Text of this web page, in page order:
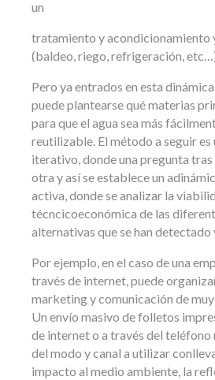
un
tratamiento y acondicionamiento
(baldeo, riego, refrigeración,
Pero ya entrados en esta
puede plantearse qué materias
para que el agua sea más
reutilizable. El método a seguir es
iterativo, donde una pregunta tras
otra y así se establece un
activa, donde se analizar la
técncicoeconómica de las
alternativas que se han detectado
Por ejemplo, en el caso de una
través de internet, puede
marketing y comunicación de muy
Un envío masivo de folletos
de internet o a través del teléfono
del modo y canal a utilizar
impacto al medio ambiente, la